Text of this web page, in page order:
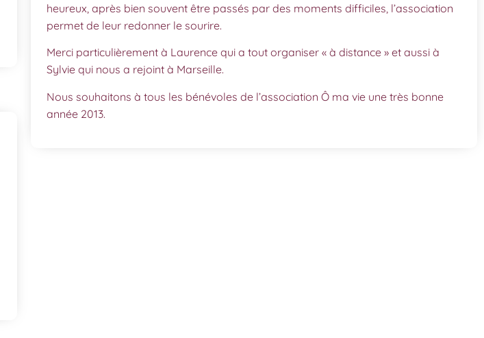
heureux, après bien souvent être passés par des moments difficiles, l’association
permet de leur redonner le sourire.
Merci particulièrement à Laurence qui a tout organiser « à distance » et aussi à
Sylvie qui nous a rejoint à Marseille.
Nous souhaitons à tous les bénévoles de l’association Ô ma vie une très bonne
année 2013.